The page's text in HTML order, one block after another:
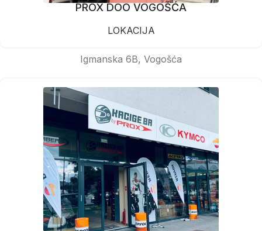
PROX DOO VOGOŠĆA
LOKACIJA
Igmanska 6B, Vogošća